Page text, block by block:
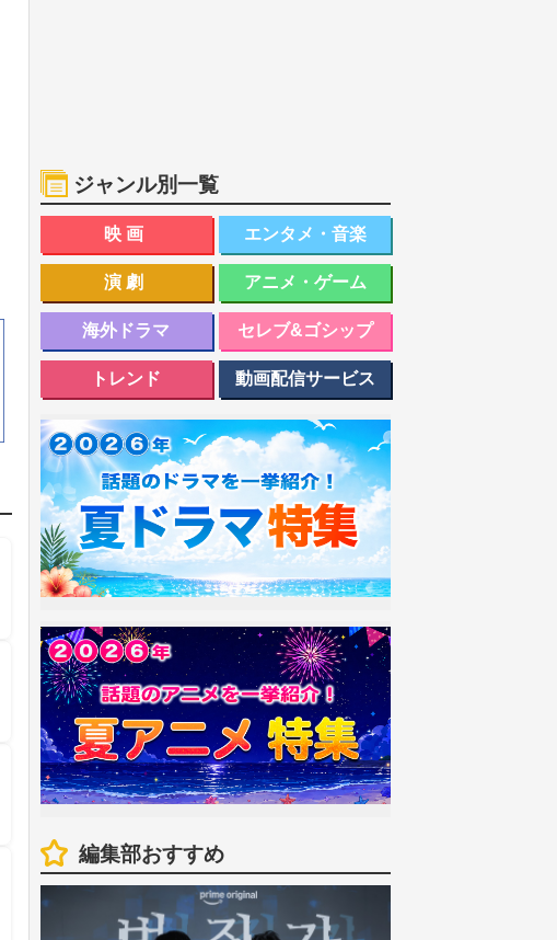
ジャンル別一覧
映画 エンタメ・音楽
演劇 アニメ・ゲーム
海外ドラマ セレブ&ゴシップ
トレンド 動画配信サービス
編集部おすすめ